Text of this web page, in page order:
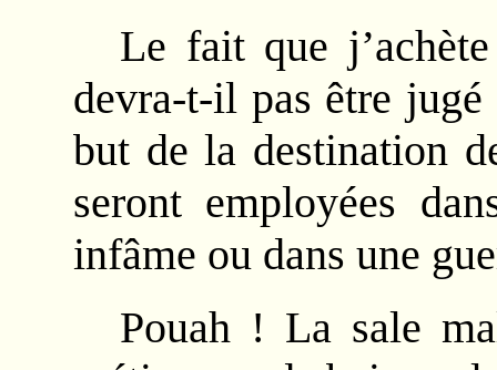
Le fait que
devra-t-il pas être
but de la destination
seront employées
infâme ou dans une
Pouah ! La sale